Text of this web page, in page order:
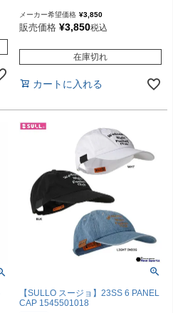
メーカー希望価格 ¥3,850
販売価格 ¥3,850税込
在庫切れ
カートに入れる
【SULLO スージョ】23SS 6 PANEL
CAP 1545501018